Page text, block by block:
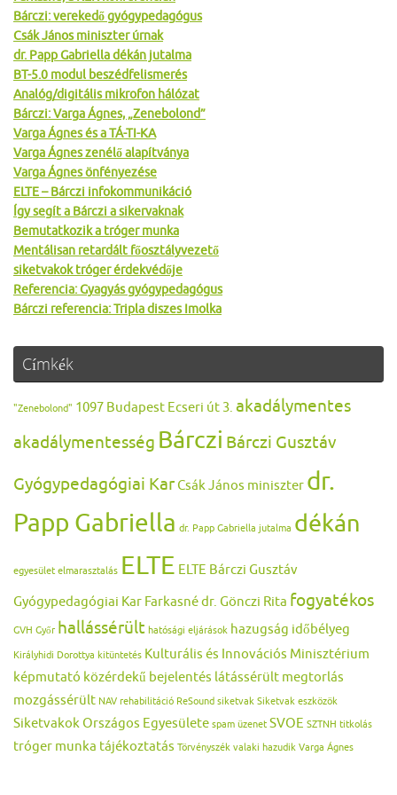
Bárczi: verekedő gyógypedagógus
Csák János miniszter úrnak
dr. Papp Gabriella dékán jutalma
BT-5.0 modul beszédfelismerés
Analóg/digitális mikrofon hálózat
Bárczi: Varga Ágnes, „Zenebolond”
Varga Ágnes és a TÁ-TI-KA
Varga Ágnes zenélő alapítványa
Varga Ágnes önfényezése
ELTE – Bárczi infokommunikáció
Így segít a Bárczi a sikervaknak
Bemutatkozik a tróger munka
Mentálisan retardált főosztályvezető
siketvakok tróger érdekvédője
Referencia: Gyagyás gyógypedagógus
Bárczi referencia: Tripla diszes Imolka
Címkék
"Zenebolond" 1097 Budapest Ecseri út 3. akadálymentes
akadálymentesség Bárczi Bárczi Gusztáv
Gyógypedagógiai KarCsák János miniszter dr.
Papp Gabriella dr. Papp Gabriella jutalma dékán
egyesület elmarasztalás ELTE ELTE Bárczi Gusztáv
Gyógypedagógiai Kar Farkasné dr. Gönczi Rita fogyatékos
GVH Győr hallássérült hatósági eljárások hazugság időbélyeg
Királyhidi Dorottya kitüntetés Kulturális és Innovációs Minisztérium
képmutató közérdekű bejelentés látássérült megtorlás
mozgássérült NAV rehabilitáció ReSound siketvak Siketvak eszközök
Siketvakok Országos Egyesülete spam üzenet SVOE SZTNH titkolás
tróger munka tájékoztatás Törvényszék valaki hazudik Varga Ágnes